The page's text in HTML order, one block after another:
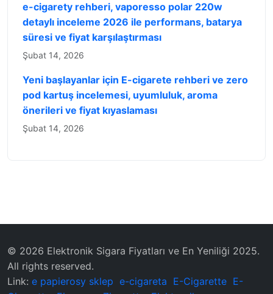
e-cigarety rehberi, vaporesso polar 220w
detaylı inceleme 2026 ile performans, batarya
süresi ve fiyat karşılaştırması
Şubat 14, 2026
Yeni başlayanlar için E-cigarete rehberi ve zero
pod kartuş incelemesi, uyumluluk, aroma
önerileri ve fiyat kıyaslaması
Şubat 14, 2026
© 2026 Elektronik Sigara Fiyatları ve En Yeniliği 2025.
All rights reserved.
Link: e papierosy sklep e-cigareta E-Cigarette E-